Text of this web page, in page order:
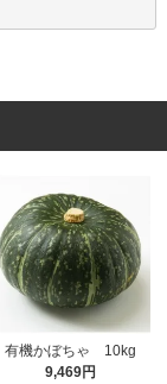
有機かぼちゃ 10kg
9,469円